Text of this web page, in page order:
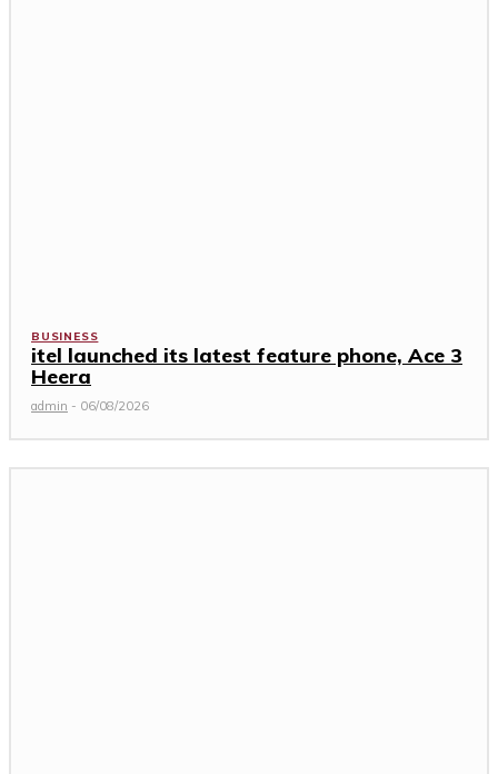
BUSINESS
itel launched its latest feature phone, Ace 3
Heera
admin - 06/08/2026